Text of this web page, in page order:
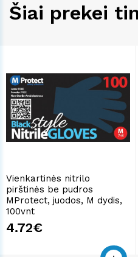
Šiai prekei
Vienkartinės nitrilo
pirštinės be pudros
MProtect, juodos, M dydis,
100vnt
4.72€